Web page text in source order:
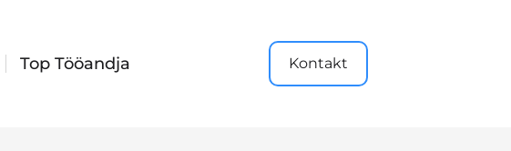
Top Tööandja Kontakt